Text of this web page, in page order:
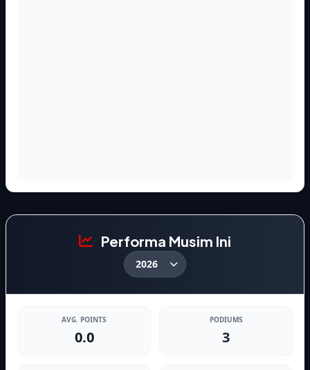
Performa Musim Ini
AVG. POINTS
0.0
PODIUMS
3